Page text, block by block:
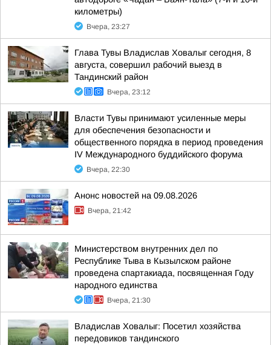
километры)
Вчера, 23:27
Глава Тувы Владислав Ховалыг сегодня, 8
августа, совершил рабочий выезд в
Тандинский район
Вчера, 23:12
Власти Тувы принимают усиленные меры
для обеспечения безопасности и
общественного порядка в период проведения
IV Международного буддийского форума
Вчера, 22:30
Анонс новостей на 09.08.2026
Вчера, 21:42
Министерством внутренних дел по
Республике Тыва в Кызылском районе
проведена спартакиада, посвященная Году
народного единства
Вчера, 21:30
Владислав Ховалыг: Посетил хозяйства
передовиков тандинского